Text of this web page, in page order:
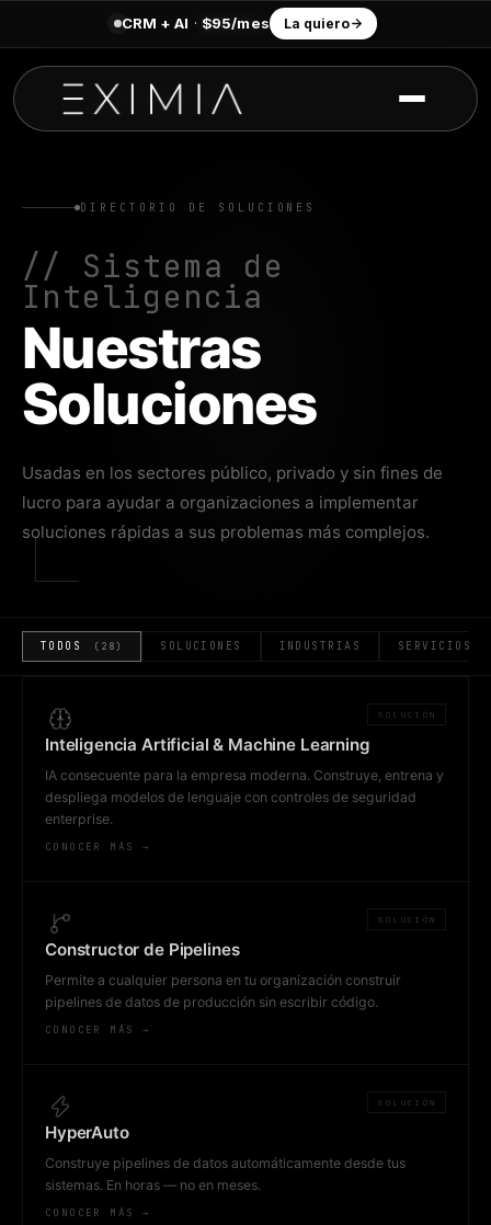
CRM + AI · $95/mes La quiero
DIRECTORIO DE SOLUCIONES
// Sistema de
Inteligencia
Nuestras
Soluciones
Usadas en los sectores público, privado y sin fines de
lucro para ayudar a organizaciones a implementar
soluciones rápidas a sus problemas más complejos.
TODOS (28) SOLUCIONES INDUSTRIAS SERVICIOS
SOLUCIÓN
Inteligencia Artificial & Machine Learning
IA consecuente para la empresa moderna. Construye, entrena y
despliega modelos de lenguaje con controles de seguridad
enterprise.
CONOCER MÁS →
SOLUCIÓN
Constructor de Pipelines
Permite a cualquier persona en tu organización construir
pipelines de datos de producción sin escribir código.
CONOCER MÁS →
SOLUCIÓN
HyperAuto
Construye pipelines de datos automáticamente desde tus
sistemas. En horas — no en meses.
CONOCER MÁS →